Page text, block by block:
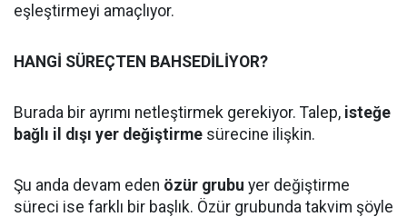
eşleştirmeyi amaçlıyor.
HANGİ SÜREÇTEN BAHSEDİLİYOR?
Burada bir ayrımı netleştirmek gerekiyor. Talep, isteğe
bağlı il dışı yer değiştirme sürecine ilişkin.
Şu anda devam eden özür grubu yer değiştirme
süreci ise farklı bir başlık. Özür grubunda takvim şöyle